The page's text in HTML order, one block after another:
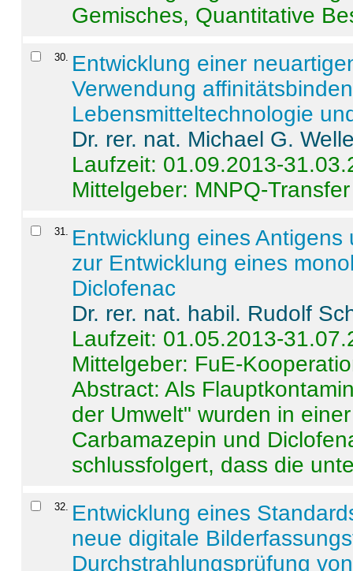
Gemisches, Quantitative
30. Entwicklung einer
Verwendung
Lebensmitteltechnologie
Dr. rer. nat. Michael G.
Laufzeit: 01.09.2013-
Mittelgeber: MNPQ-Transfer
31. Entwicklung eines
zur Entwicklung eines
Diclofenac
Dr. rer. nat. habil. Rudolf
Laufzeit: 01.05.2013-
Mittelgeber: FuE-
Abstract:Als
der Umwelt" wurden in
Carbamazepin und
schlussfolgert, dass die
32. Entwicklung eines
neue digitale
Durchstrahlungsprüfung